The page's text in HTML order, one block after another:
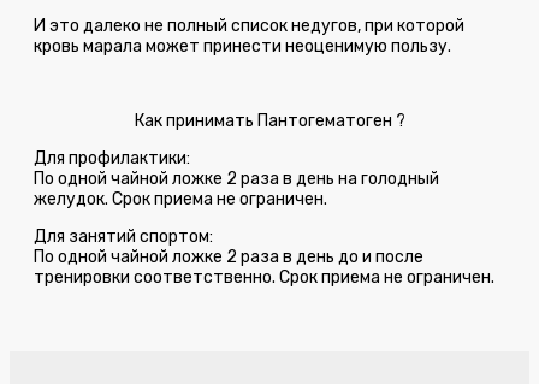
И это далеко не полный список недугов, при которой
кровь марала может принести неоценимую пользу.
Как принимать Пантогематоген ?
Для профилактики:
По одной чайной ложке 2 раза в день на голодный
желудок. Срок приема не ограничен.
Для занятий спортом:
По одной чайной ложке 2 раза в день до и после
тренировки соответственно. Срок приема не ограничен.